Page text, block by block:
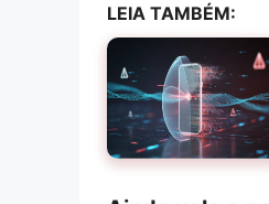
LEIA TAMBÉM: